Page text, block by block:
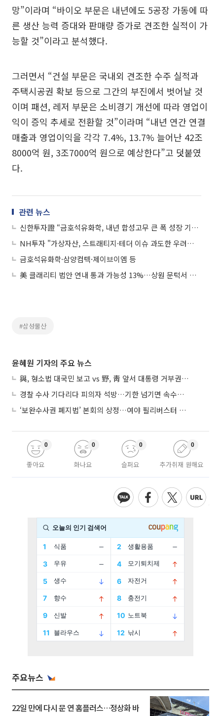
망”이라며 “바이오 부문은 내년에도 5공장 가동에 따
른 생산 능력 증대와 판매량 증가로 견조한 실적이 가
능할 것”이라고 분석했다.
그러면서 “건설 부문은 국내외 견조한 수주 실적과
주택시공권 확보 등으로 그간의 부진에서 벗어날 것
이며 패션, 레저 부문은 소비경기 개선에 따라 영업이
익이 증익 추세로 전환할 것”이라며 “내년 연간 연결
매출과 영업이익을 각각 7.4%, 13.7% 늘어난 42조
8000억 원, 3조7000억 원으로 예상한다”고 덧붙였
다.
관련 뉴스
신한투자證 “금호석유화학, 내년 합성고무 큰 폭 성장 기대⋯증익 기조 지속 전망”
NH투자 "가상자산, 스트래티지·테더 이슈 과도한 우려…제도권 이벤트가 다음 촉매"
금호석유화학·삼양컴텍·제이브이엠 등
美 클래리티 법안 연내 통과 가능성 13%…상원 문턱서 제동
#삼성물산
윤혜원 기자의 주요 뉴스
與, 형소법 대국민 보고 vs 野, 靑 앞서 대통령 거부권 촉구
경찰 수사 기다리다 피의자 석방…기한 넘기면 속수무책
‘보완수사권 폐지법’ 본회의 상정…여야 필리버스터 대치
좋아요
0
화나요
0
슬퍼요
0
추가취재 원해요
0
주요뉴스
22일 만에 다시 문 연 홈플러스…정상화 바